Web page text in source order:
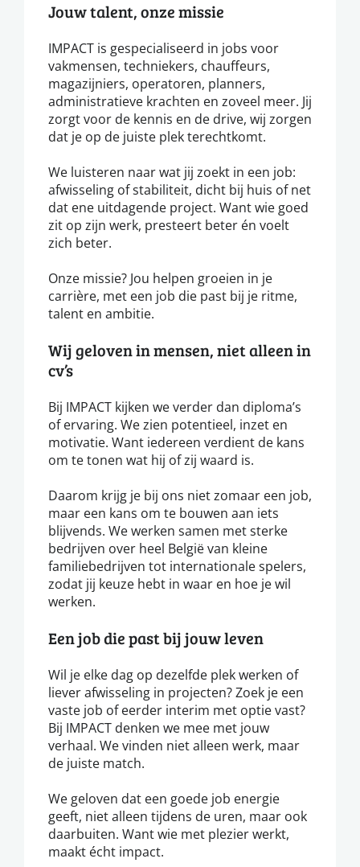
Jouw talent, onze missie
IMPACT is gespecialiseerd in jobs voor
vakmensen, techniekers, chauffeurs,
magazijniers, operatoren, planners,
administratieve krachten en zoveel meer. Jij
zorgt voor de kennis en de drive, wij zorgen
dat je op de juiste plek terechtkomt.
We luisteren naar wat jij zoekt in een job:
afwisseling of stabiliteit, dicht bij huis of net
dat ene uitdagende project. Want wie goed
zit op zijn werk, presteert beter én voelt
zich beter.
Onze missie? Jou helpen groeien in je
carrière, met een job die past bij je ritme,
talent en ambitie.
Wij geloven in mensen, niet alleen in
cv’s
Bij IMPACT kijken we verder dan diploma’s
of ervaring. We zien potentieel, inzet en
motivatie. Want iedereen verdient de kans
om te tonen wat hij of zij waard is.
Daarom krijg je bij ons niet zomaar een job,
maar een kans om te bouwen aan iets
blijvends. We werken samen met sterke
bedrijven over heel België van kleine
familiebedrijven tot internationale spelers,
zodat jij keuze hebt in waar en hoe je wil
werken.
Een job die past bij jouw leven
Wil je elke dag op dezelfde plek werken of
liever afwisseling in projecten? Zoek je een
vaste job of eerder interim met optie vast?
Bij IMPACT denken we mee met jouw
verhaal. We vinden niet alleen werk, maar
de juiste match.
We geloven dat een goede job energie
geeft, niet alleen tijdens de uren, maar ook
daarbuiten. Want wie met plezier werkt,
maakt écht impact.